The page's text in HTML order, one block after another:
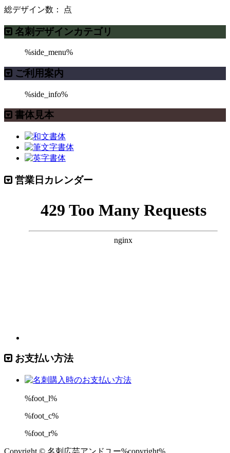
総デザイン数： 点
名刺デザインカテゴリ
%side_menu%
ご利用案内
%side_info%
書体見本
営業日カレンダー
お支払い方法
%foot_l%
%foot_c%
%foot_r%
Copyright © 名刺広芸アンドユー%copyright%